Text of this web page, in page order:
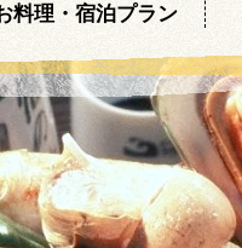
料理・宿泊プラン